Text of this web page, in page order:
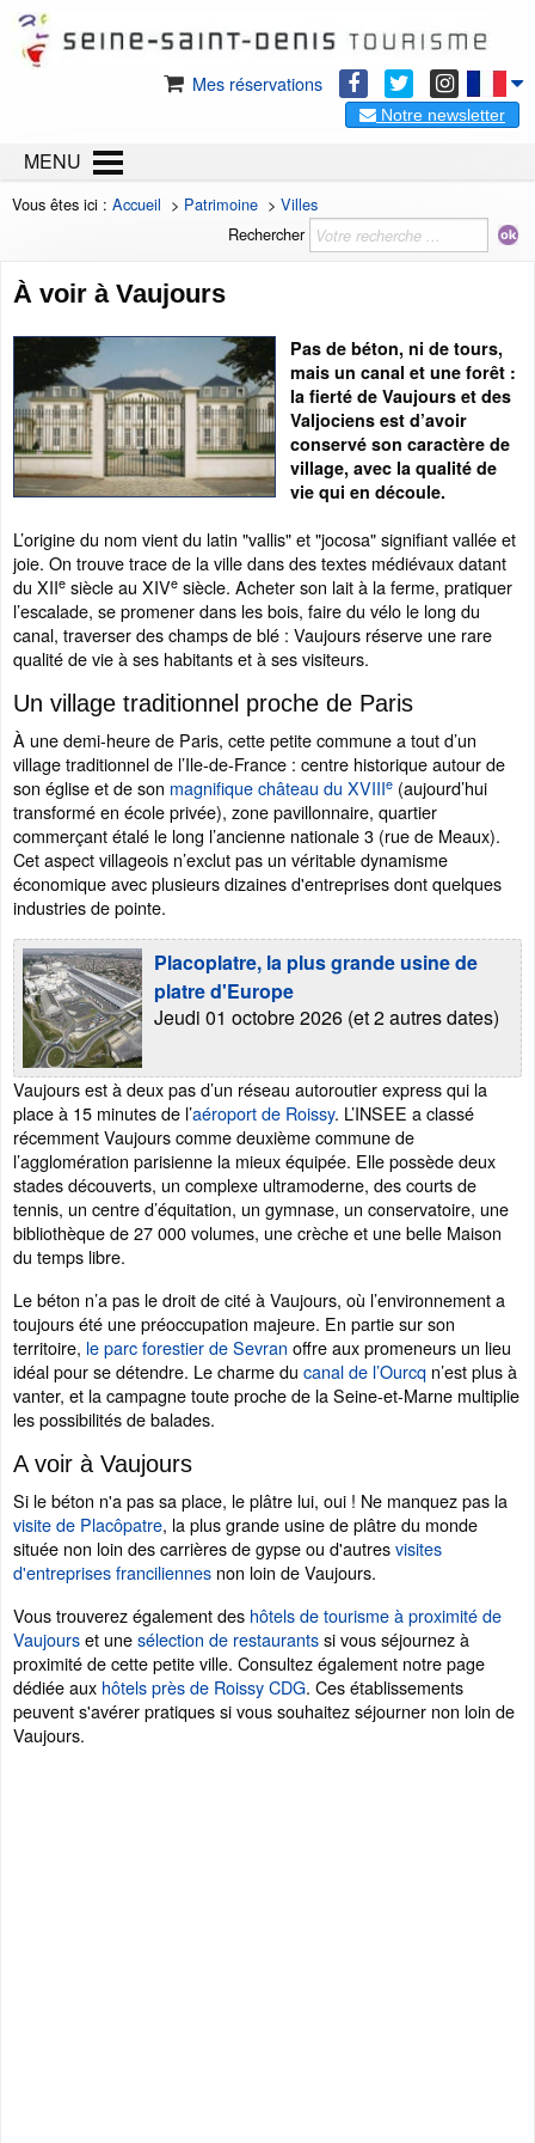
Mes réservations
Notre newsletter
MENU
Vous êtes ici : Accueil > Patrimoine > Villes
Rechercher
À voir à Vaujours
Pas de béton, ni de tours,
mais un canal et une forêt :
la fierté de Vaujours et des
Valjociens est d’avoir
conservé son caractère de
village, avec la qualité de
vie qui en découle.
L’origine du nom vient du latin "vallis" et "jocosa" signifiant vallée et
joie. On trouve trace de la ville dans des textes médiévaux datant
du XIIe siècle au XIVe siècle. Acheter son lait à la ferme, pratiquer
l’escalade, se promener dans les bois, faire du vélo le long du
canal, traverser des champs de blé : Vaujours réserve une rare
qualité de vie à ses habitants et à ses visiteurs.
Un village traditionnel proche de Paris
À une demi-heure de Paris, cette petite commune a tout d’un
village traditionnel de l’Ile-de-France : centre historique autour de
son église et de son magnifique château du XVIIIe (aujourd’hui
transformé en école privée), zone pavillonnaire, quartier
commerçant étalé le long l’ancienne nationale 3 (rue de Meaux).
Cet aspect villageois n’exclut pas un véritable dynamisme
économique avec plusieurs dizaines d'entreprises dont quelques
industries de pointe.
Placoplatre, la plus grande usine de
platre d'Europe
Jeudi 01 octobre 2026 (et 2 autres dates)
Vaujours est à deux pas d’un réseau autoroutier express qui la
place à 15 minutes de l’aéroport de Roissy. L’INSEE a classé
récemment Vaujours comme deuxième commune de
l’agglomération parisienne la mieux équipée. Elle possède deux
stades découverts, un complexe ultramoderne, des courts de
tennis, un centre d’équitation, un gymnase, un conservatoire, une
bibliothèque de 27 000 volumes, une crèche et une belle Maison
du temps libre.
Le béton n’a pas le droit de cité à Vaujours, où l’environnement a
toujours été une préoccupation majeure. En partie sur son
territoire, le parc forestier de Sevran offre aux promeneurs un lieu
idéal pour se détendre. Le charme du canal de l’Ourcq n’est plus à
vanter, et la campagne toute proche de la Seine-et-Marne multiplie
les possibilités de balades.
A voir à Vaujours
Si le béton n'a pas sa place, le plâtre lui, oui ! Ne manquez pas la
visite de Placôpatre, la plus grande usine de plâtre du monde
située non loin des carrières de gypse ou d'autresvisites
d'entreprises franciliennes non loin de Vaujours.
Vous trouverez également des hôtels de tourisme à proximité de
Vaujourset unesélection de restaurantssi vous séjournez à
proximité de cette petite ville. Consultez également notre page
dédiée aux hôtels près de Roissy CDG. Ces établissements
peuvent s'avérer pratiques si vous souhaitez séjourner non loin de
Vaujours.